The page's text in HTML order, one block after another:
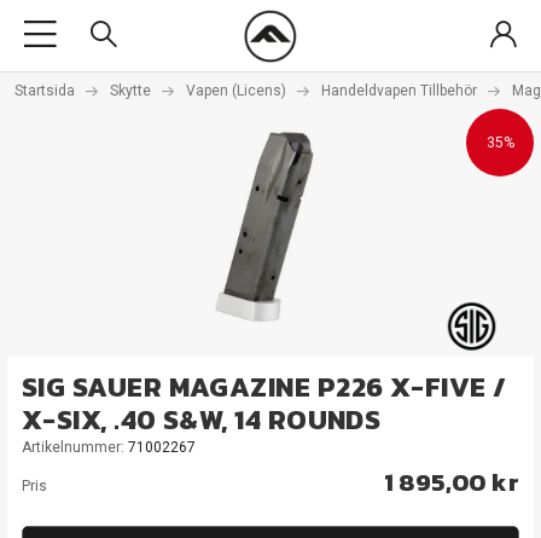
Startsida Skytte Vapen (Licens) Handeldvapen Tillbehör
35%
SIG SAUER MAGAZINE P226 X-FIVE /
X-SIX, .40 S&W, 14 ROUNDS
Artikelnummer: 71002267
Pris 1 895,00 kr